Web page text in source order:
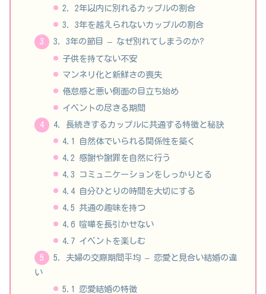
2. 2年以内に別れるカップルの割合
3. 3年を越えられないカップルの割合
3. 3年の節目 – なぜ別れてしまうのか?
子供を持てない不安
マンネリ化と新鮮さの喪失
倦怠感と悪い側面の目立ち始め
イベントの尽きる期間
4. 長続きするカップルに共通する特徴と秘訣
4.1 自然体でいられる関係性を築く
4.2 感謝や謝罪を自然に行う
4.3 コミュニケーションをしっかりとる
4.4 自分ひとりの時間を大切にする
4.5 共通の趣味を持つ
4.6 喧嘩を長引かせない
4.7 イベントを楽しむ
5. 夫婦の交際期間平均 – 恋愛と見合い結婚の違
い
5.1 恋愛結婚の特徴